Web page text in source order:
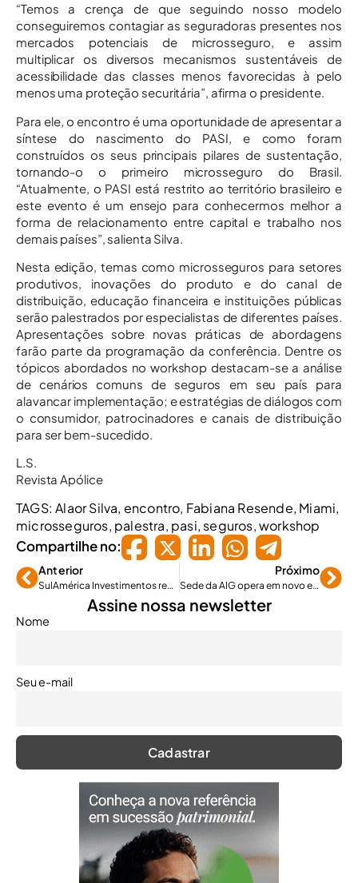
“Temos a crença de que seguindo nosso modelo
conseguiremos contagiar as seguradoras presentes nos
mercados potenciais de microsseguro, e assim
multiplicar os diversos mecanismos sustentáveis de
acessibilidade das classes menos favorecidas à pelo
menos uma proteção securitária”, afirma o presidente.
Para ele, o encontro é uma oportunidade de apresentar a
síntese do nascimento do PASI, e como foram
construídos os seus principais pilares de sustentação,
tornando-o o primeiro microsseguro do Brasil.
“Atualmente, o PASI está restrito ao território brasileiro e
este evento é um ensejo para conhecermos melhor a
forma de relacionamento entre capital e trabalho nos
demais países”, salienta Silva.
Nesta edição, temas como microsseguros para setores
produtivos, inovações do produto e do canal de
distribuição, educação financeira e instituições públicas
serão palestrados por especialistas de diferentes países.
Apresentações sobre novas práticas de abordagens
farão parte da programação da conferência. Dentre os
tópicos abordados no workshop destacam-se a análise
de cenários comuns de seguros em seu país para
alavancar implementação; e estratégias de diálogos com
o consumidor, patrocinadores e canais de distribuição
para ser bem-sucedido.
L.S.
Revista Apólice
TAGS: Alaor Silva, encontro, Fabiana Resende, Miami,
microsseguros, palestra, pasi, seguros,workshop
Compartilhe no:
Anterior
SulAmérica Investimentos reúne investidores e empresas investidas
Próximo
Sede da AIG opera em novo endereço
Assine nossa newsletter
Nome
Seu e-mail